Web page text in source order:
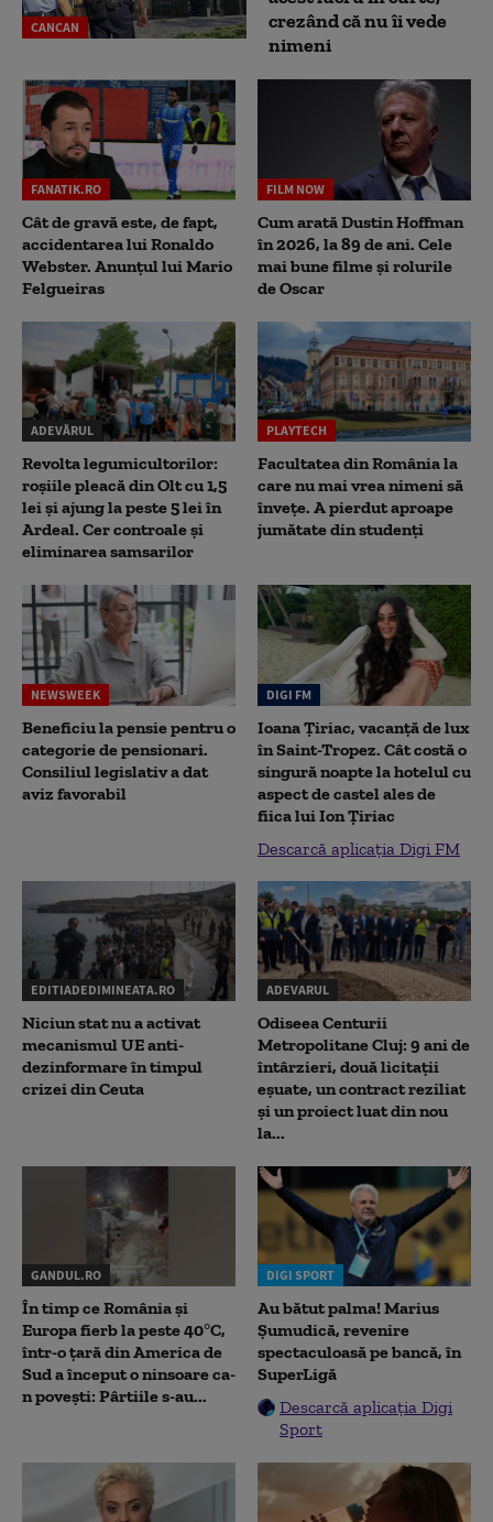
CANCAN
crezând că nu îi vede
nimeni
FANATIK.RO
Cât de gravă este, de fapt,
accidentarea lui Ronaldo
Webster. Anunțul lui Mario
Felgueiras
FILM NOW
Cum arată Dustin Hoffman
în 2026, la 89 de ani. Cele
mai bune filme și rolurile
de Oscar
ADEVĂRUL
Revolta legumicultorilor:
roșiile pleacă din Olt cu 1,5
lei și ajung la peste 5 lei în
Ardeal. Cer controale și
eliminarea samsarilor
PLAYTECH
Facultatea din România la
care nu mai vrea nimeni să
înveţe. A pierdut aproape
jumătate din studenţi
NEWSWEEK
Beneficiu la pensie pentru o
categorie de pensionari.
Consiliul legislativ a dat
aviz favorabil
DIGI FM
Ioana Țiriac, vacanță de lux
în Saint-Tropez. Cât costă o
singură noapte la hotelul cu
aspect de castel ales de
fiica lui Ion Țiriac
Descarcă aplicația Digi FM
EDITIADEDIMINEATA.RO
Niciun stat nu a activat
mecanismul UE anti-
dezinformare în timpul
crizei din Ceuta
ADEVARUL
Odiseea Centurii
Metropolitane Cluj: 9 ani de
întârzieri, două licitații
eșuate, un contract reziliat
și un proiect luat din nou
la...
GANDUL.RO
În timp ce România și
Europa fierb la peste 40°C,
într-o țară din America de
Sud a început o ninsoare ca-
n povești: Pârtiile s-au...
DIGI SPORT
Au bătut palma! Marius
Șumudică, revenire
spectaculoasă pe bancă, în
SuperLigă
Descarcă aplicația Digi
Sport